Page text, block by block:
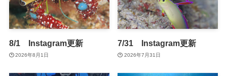
8/1 Instagram更新
2026年8月1日
7/31 Instagram更新
2026年7月31日